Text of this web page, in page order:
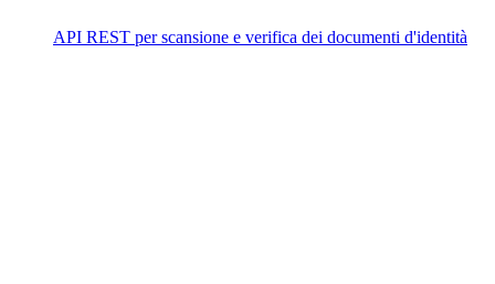
API REST per scansione e verifica dei documenti d'identità